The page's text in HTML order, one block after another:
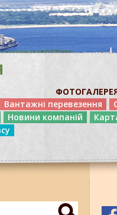
Вантажні перевезення
Новини компаній